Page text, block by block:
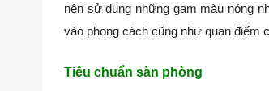
nên sử dụng những gam màu nóng
vào phong cách cũng như quan điểm
Tiêu chuẩn sàn phòng